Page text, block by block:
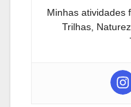
Minhas atividades
Trilhas,